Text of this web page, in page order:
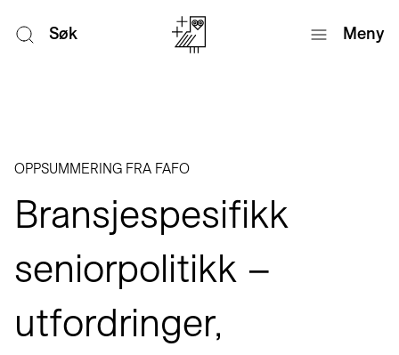
Søk Meny
OPPSUMMERING FRA FAFO
Bransjespesifikk
seniorpolitikk –
utfordringer,